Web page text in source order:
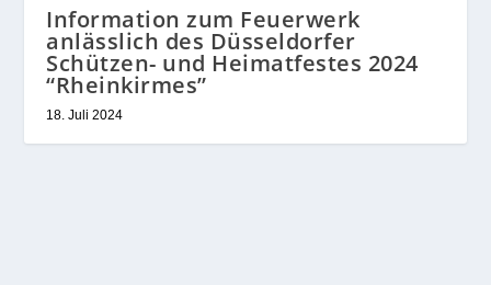
Information zum Feuerwerk
anlässlich des Düsseldorfer
Schützen- und Heimatfestes 2024
“Rheinkirmes”
18. Juli 2024